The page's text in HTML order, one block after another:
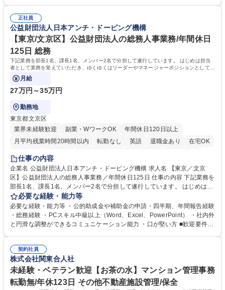
表するインフラ企業 #ポテンシャル採用
72.html ■エネルギーセキュリティの不安定化や気候変動による自然災害の
甚大化など、これまで以上に社会課題解決の重要性が高まっています。
「未来の日常」の創造に向けて持続可能な社会の実現に貢献してまいりま
す。 学歴・資格 学歴：大学院 大学 語学力： 資格：
正社員
公益財団法人日本アンチ・ドーピング機構
【東京/文京区】公益財団法人の総務人事業務/年間休日
125日 総務
下記業務を部長1名、課長1名、メンバー2名で分担して遂行しています。 はじめは担当
者として業務を覚えていただき、ゆくゆくはリーダーやマネージャーポジションとして活
躍いただくことを期待しています。
月給
27万円～35万円
勤務地
東京都文京区
業界未経験歓迎
副業・WワークOK
年間休日120日以上
月平均残業時間20時間以内
転勤なし 英語 退職金あり
在宅OK
賞与あり
育休あり
食事補助あり
仕事の内容
企業名 公益財団法人日本アンチ・ドーピング機構 求人名 【東京／文京
区】公益財団法人の総務人事業務／年間休日125日 仕事の内容 下記業務を
部長1名、課長1名、メンバー2名で分担して遂行しています。 はじめは担
当者として業務を覚えていただき、ゆくゆくはリーダーやマネージャーポ
ジションとして活躍いただくことを期待しています。 【総務・人事グルー
プの業務内容】 ・人事制度関連 ・採用活動 ・教育研修の企画、実行 ・勤
怠管理 ・官公庁への各種提出 ・法定の会議運営（評議員会、理事会） ・
管理 ・福利厚生関連 ・職員からの問合せ、相談対応 ・その他日常の総務
業務全般 募集職種 【東京／文京区】公益財団法人の総務人事業務／年間
休日125日
必要な経験・能力等
必要な経験・能力等 ・公的助成金や補助金の申請・四半期、年間報告経験
・総務経験 ・PCスキル中級以上（Word、Excel、PowerPoint） ・社内外
と円滑な調整ができるコミュニケーション能力 ・口が堅い方 ■歓迎要件
契約社員
株式会社関東合人社
未経験・ベテラン歓迎【お茶の水】マンション管理事務
転勤無/年休123日 その他不動産施設管理/保全